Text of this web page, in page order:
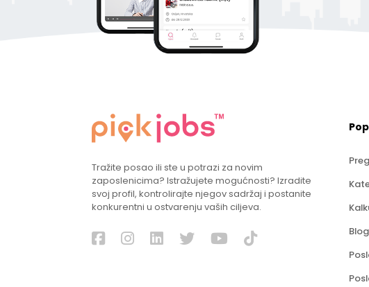
Tražite posao ili ste u potrazi za novim
zaposlenicima? Istražujete mogućnosti? Izradite
svoj profil, kontrolirajte njegov sadržaj i postanite
konkurentni u ostvarenju vaših ciljeva.
Blog